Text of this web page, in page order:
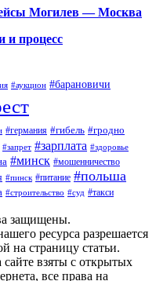
Могилев — Москва
и процесс
#аукцион #барановичи
#германия #гибель #гродно
#запрет #зарплата #здоровье
#минск #мошенничество
#пинск #питание #польша
#строительство #суд #такси
защищены.
ресурса разрешается
на страницу статьи.
взяты с открытых
все права на